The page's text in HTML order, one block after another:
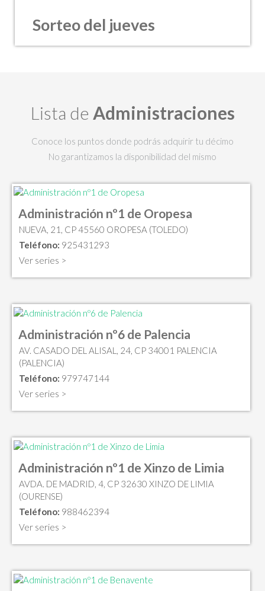
Sorteo del jueves
Lista de Administraciones
Conoce los puntos donde podrás adquirir tu décimo
No garantizamos la disponibilidad del mismo
Administración nº1 de Oropesa
NUEVA, 21, CP 45560 OROPESA (TOLEDO)
Teléfono: 925431293
Ver series >
Administración nº6 de Palencia
AV. CASADO DEL ALISAL, 24, CP 34001 PALENCIA
(PALENCIA)
Teléfono: 979747144
Ver series >
Administración nº1 de Xinzo de Limia
AVDA. DE MADRID, 4, CP 32630 XINZO DE LIMIA
(OURENSE)
Teléfono: 988462394
Ver series >